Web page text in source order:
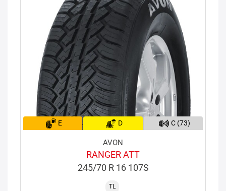
E D C (73)
AVON
RANGER ATT
245/70 R 16 107S
TL